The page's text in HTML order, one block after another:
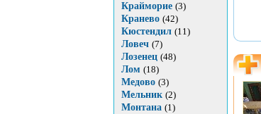
Крайморие (3)
Кранево (42)
Кюстендил (11)
Ловеч (7)
Лозенец (48)
Лом (18)
Медово (3)
Мельник (2)
Монтана (1)